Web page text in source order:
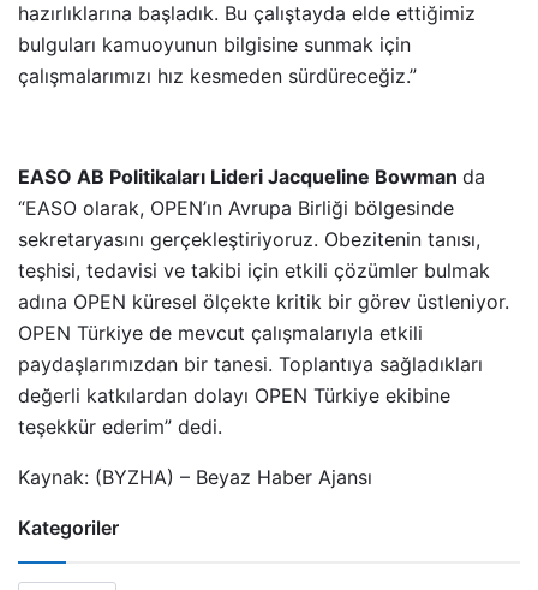
hazırlıklarına başladık. Bu çalıştayda elde ettiğimiz
bulguları kamuoyunun bilgisine sunmak için
çalışmalarımızı hız kesmeden sürdüreceğiz.”
EASO AB Politikaları Lideri Jacqueline Bowman da
“EASO olarak, OPEN’ın Avrupa Birliği bölgesinde
sekretaryasını gerçekleştiriyoruz. Obezitenin tanısı,
teşhisi, tedavisi ve takibi için etkili çözümler bulmak
adına OPEN küresel ölçekte kritik bir görev üstleniyor.
OPEN Türkiye de mevcut çalışmalarıyla etkili
paydaşlarımızdan bir tanesi. Toplantıya sağladıkları
değerli katkılardan dolayı OPEN Türkiye ekibine
teşekkür ederim” dedi.
Kaynak: (BYZHA) – Beyaz Haber Ajansı
Kategoriler